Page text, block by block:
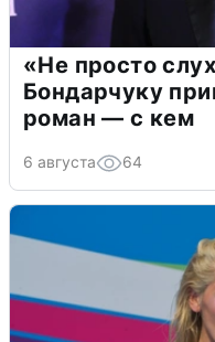
«Не просто
Бондарчуку
роман — с кем
6 августа 64